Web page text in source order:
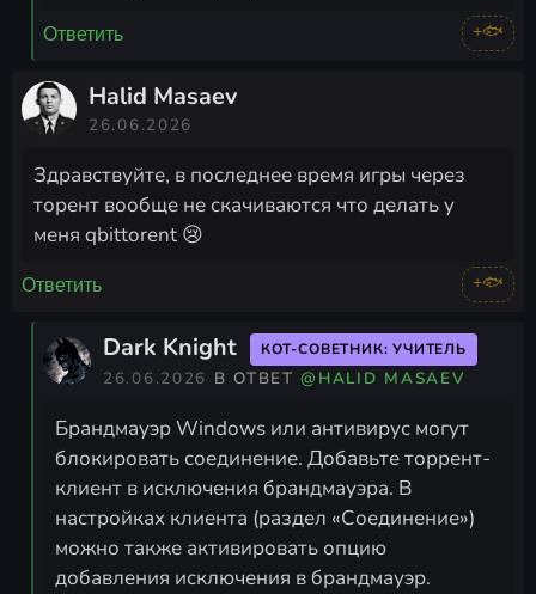
Ответить +🐟
Halid Masaev
26.06.2026
Здравствуйте, в последнее время игры через
торент вообще не скачиваются что делать у
меня qbittorent 😢
Ответить +🐟
Dark Knight КОТ-СОВЕТНИК: УЧИТЕЛЬ
26.06.2026 В ОТВЕТ@HALID MASAEV
Брандмауэр Windows или антивирус могут
блокировать соединение. Добавьте торрент-
клиент в исключения брандмауэра. В
настройках клиента (раздел «Соединение»)
можно также активировать опцию
добавления исключения в брандмауэр.